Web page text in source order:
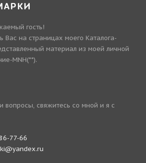
гость!
Вас на страницах моего Каталога-
материал из моей личной
MNH(**).
вопросы, свяжитесь со мной и я с
77-66